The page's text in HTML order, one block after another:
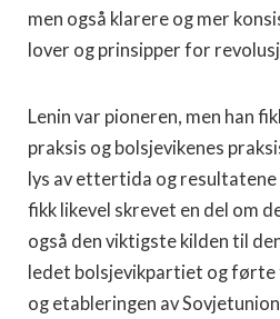
men også klarere og mer
lover og prinsipper for
Lenin var pioneren, men han
praksis og bolsjevikenes
lys av ettertida og resultatene
fikk likevel skrevet en del om
også den viktigste kilden til
ledet bolsjevikpartiet og
og etableringen av